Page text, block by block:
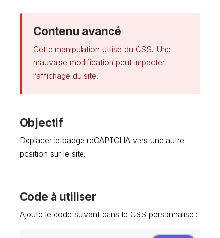
Contenu avancé
Cette manipulation utilise du CSS. Une
mauvaise modification peut impacter
l’affichage du site.
Objectif
Déplacer le badge reCAPTCHA vers une autre
position sur le site.
Code à utiliser
Ajoute le code suivant dans le CSS personnalisé :